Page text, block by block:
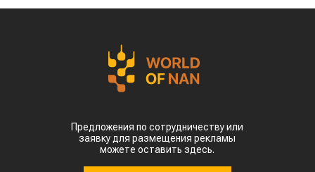
Предложения по сотрудничеству или
заявку для размещения рекламы
можете оставить здесь.